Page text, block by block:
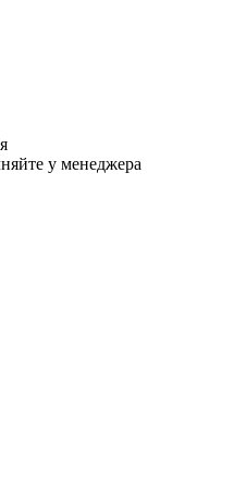
у менеджера